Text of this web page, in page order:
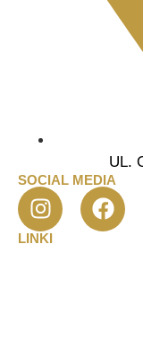
UL.
SOCIAL MEDIA
LINKI